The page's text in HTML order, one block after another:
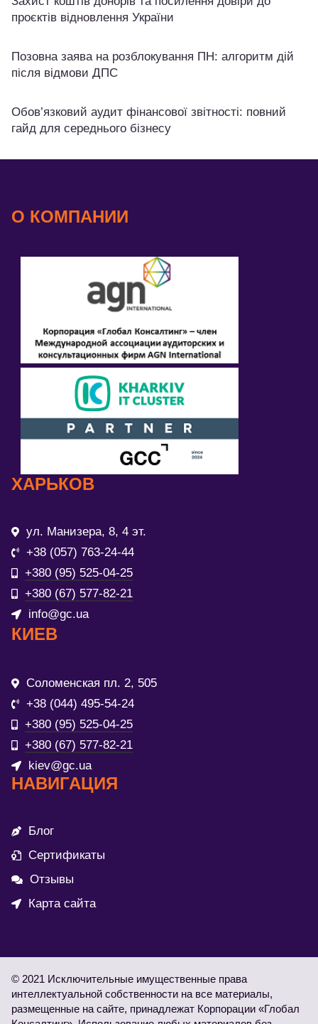
проєктів відновлення України
Позовна заява на розблокування ПН: алгоритм дій
після відмови ДПС
Обов’язковий аудит фінансової звітності: повний
гайд для середнього бізнесу
О КОМПАНИИ
ХАРЬКОВ
ул. Манизера, 8, 4 эт.
+38 (057) 763-24-44
+380 (95) 525-04-25
+380 (67) 577-82-21
info@gc.ua
КИЕВ
Соломенская пл. 2, 505
+38 (044) 495-54-24
+380 (95) 525-04-25
+380 (67) 577-82-21
kiev@gc.ua
НАВИГАЦИЯ
Блог
Сертификаты
Отзывы
Карта сайта
© 2021 Исключительные имущественные права
интеллектуальной собственности на все материалы,
размещенные на сайте, принадлежат Корпорации «Глобал